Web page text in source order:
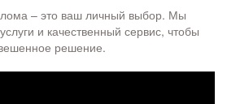
– это ваш личный выбор. Мы
и качественный сервис, чтобы
решение.